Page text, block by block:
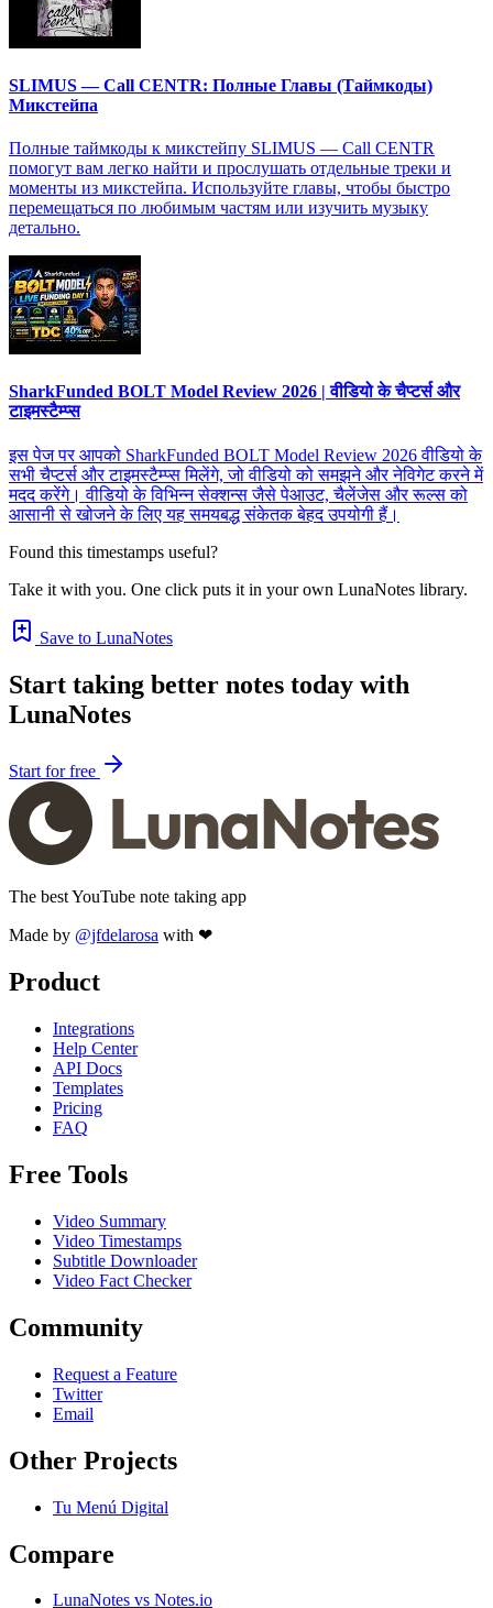
SLIMUS — Call CENTR: Полные Главы (Таймкоды)
Микстейпа
Полные таймкоды к микстейпу SLIMUS — Call CENTR
помогут вам легко найти и прослушать отдельные треки и
моменты из микстейпа. Используйте главы, чтобы быстро
перемещаться по любимым частям или изучить музыку
детально.
SharkFunded BOLT Model Review 2026 | वीडियो के चैप्टर्स और
टाइमस्टैम्प्स
इस पेज पर आपको SharkFunded BOLT Model Review 2026 वीडियो के
सभी चैप्टर्स और टाइमस्टैम्प्स मिलेंगे, जो वीडियो को समझने और नेविगेट करने में
मदद करेंगे। वीडियो के विभिन्न सेक्शन्स जैसे पेआउट, चैलेंजेस और रूल्स को
आसानी से खोजने के लिए यह समयबद्ध संकेतक बेहद उपयोगी हैं।
Found this timestamps useful?
Take it with you. One click puts it in your own LunaNotes library.
Save to LunaNotes
Start taking better notes today with
LunaNotes
Start for free
The best YouTube note taking app
Made by @jfdelarosa with ❤
Product
Integrations
Help Center
API Docs
Templates
Pricing
FAQ
Free Tools
Video Summary
Video Timestamps
Subtitle Downloader
Video Fact Checker
Community
Request a Feature
Twitter
Email
Other Projects
Tu Menú Digital
Compare
LunaNotes vs Notes.io